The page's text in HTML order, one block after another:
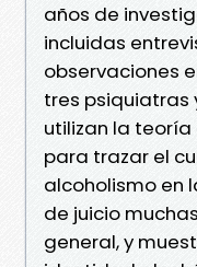
años de
incluidas
observaciones
tres psiquiatras
utilizan la
para trazar el
alcoholismo en
de juicio
general, y